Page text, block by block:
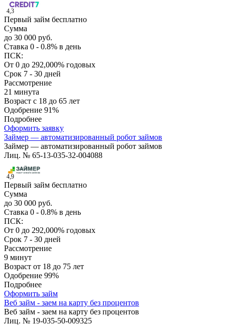
4,3
Первый займ бесплатно
Сумма
до 30 000 руб.
Ставка 0 - 0.8% в день
ПСК:
От 0 до 292,000% годовых
Срок 7 - 30 дней
Рассмотрение
21 минута
Возраст с 18 до 65 лет
Одобрение 91%
Подробнее
Оформить заявку
Займер — автоматизированный робот займов
Займер — автоматизированный робот займов
Лиц. № 65-13-035-32-004088
4,9
Первый займ бесплатно
Сумма
до 30 000 руб.
Ставка 0 - 0.8% в день
ПСК:
От 0 до 292,000% годовых
Срок 7 - 30 дней
Рассмотрение
9 минут
Возраст от 18 до 75 лет
Одобрение 99%
Подробнее
Оформить займ
Веб займ - заем на карту без процентов
Веб займ - заем на карту без процентов
Лиц. № 19-035-50-009325